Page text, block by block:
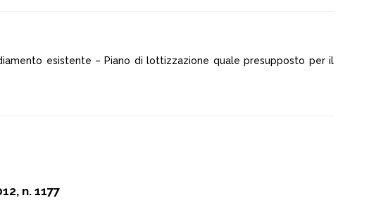
esistente – Piano di lottizzazione quale presupposto per il
n. 1177